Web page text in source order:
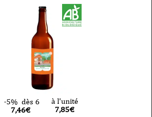
-5% dès 6
7,46€
à l'unité
7,85€